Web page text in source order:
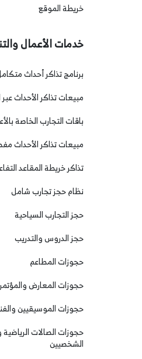
خريطة الموقع
خدمات الأعمال
برنامج تذاكر أحداث
مبيعات تذاكر الأحداث عبر
باقات التجارب الخاصة
مبيعات تذاكر الأحداث
تذاكر خريطة المقاعد
نظام حجز تجارب شامل
حجز التجارب السياحية
حجز الدروس والتدريب
حجوزات المطاعم
حجوزات المعارض
حجوزات الموسيقيين
حجوزات الصالات الرياضية
الشخصيين